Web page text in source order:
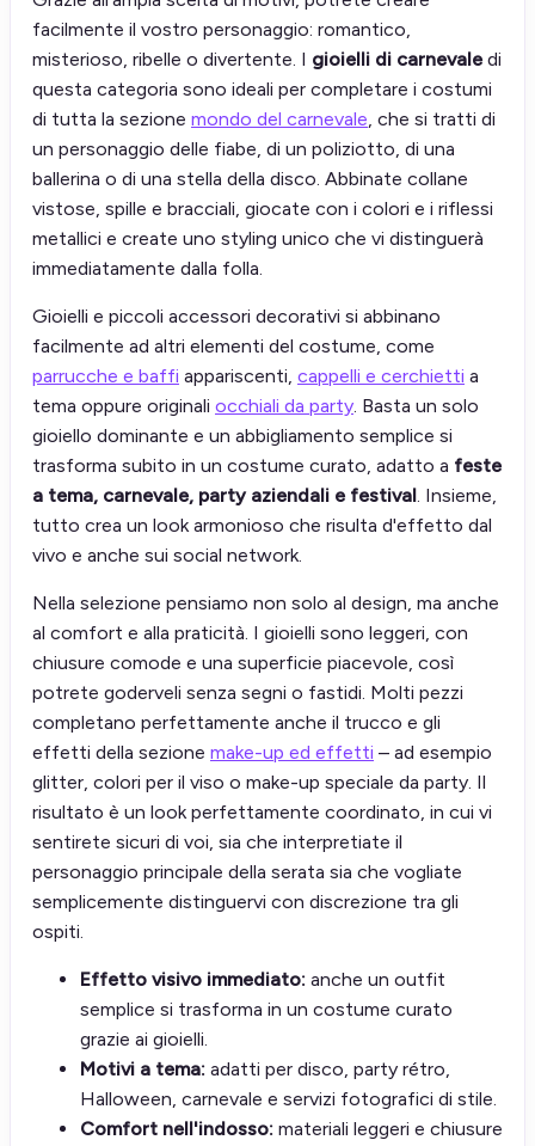
facilmente il vostro personaggio: romantico,
misterioso, ribelle o divertente. I gioielli di carnevale di
questa categoria sono ideali per completare i costumi
di tutta la sezione mondo del carnevale, che si tratti di
un personaggio delle fiabe, di un poliziotto, di una
ballerina o di una stella della disco. Abbinate collane
vistose, spille e bracciali, giocate con i colori e i riflessi
metallici e create uno styling unico che vi distinguerà
immediatamente dalla folla.
Gioielli e piccoli accessori decorativi si abbinano
facilmente ad altri elementi del costume, come
parrucche e baffi appariscenti, cappelli e cerchietti a
tema oppure originali occhiali da party. Basta un solo
gioiello dominante e un abbigliamento semplice si
trasforma subito in un costume curato, adatto a feste
a tema, carnevale, party aziendali e festival. Insieme,
tutto crea un look armonioso che risulta d'effetto dal
vivo e anche sui social network.
Nella selezione pensiamo non solo al design, ma anche
al comfort e alla praticità. I gioielli sono leggeri, con
chiusure comode e una superficie piacevole, così
potrete goderveli senza segni o fastidi. Molti pezzi
completano perfettamente anche il trucco e gli
effetti della sezione make-up ed effetti – ad esempio
glitter, colori per il viso o make-up speciale da party. Il
risultato è un look perfettamente coordinato, in cui vi
sentirete sicuri di voi, sia che interpretiate il
personaggio principale della serata sia che vogliate
semplicemente distinguervi con discrezione tra gli
ospiti.
Effetto visivo immediato: anche un outfit
semplice si trasforma in un costume curato
grazie ai gioielli.
Motivi a tema: adatti per disco, party rétro,
Halloween, carnevale e servizi fotografici di stile.
Comfort nell'indosso: materiali leggeri e chiusure